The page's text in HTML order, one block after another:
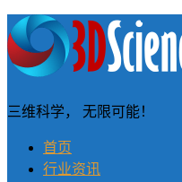
三维科学， 无限可能！
首页
行业资讯